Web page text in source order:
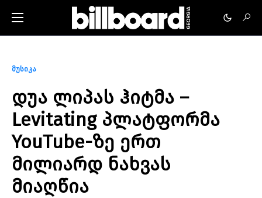
მუსიკა
დუა ლიპას ჰიტმა –
Levitating პლატფორმა
YouTube-ზე ერთ
მილიარდ ნახვას
მიაღწია